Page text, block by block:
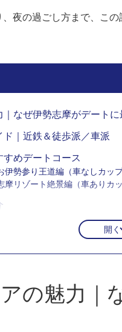
夜の過ごし方まで、こ
なぜ伊勢志摩がデート
｜近鉄＆徒歩派／車派
めデートコース
伊勢参り王道編（車なしカップ
摩リゾート絶景編（車ありカッ
シュするなら
開く
の魅力｜